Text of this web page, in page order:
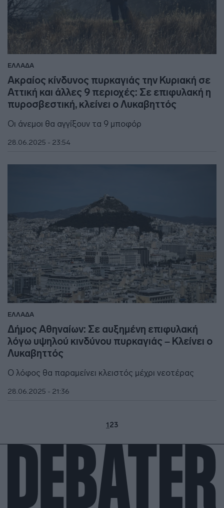
ΕΛΛΑΔΑ
Ακραίος κίνδυνος πυρκαγιάς την Κυριακή σε
Αττική και άλλες 9 περιοχές: Σε επιφυλακή η
πυροσβεστική, κλείνει ο Λυκαβηττός
Οι άνεμοι θα αγγίξουν τα 9 μποφόρ
28.06.2025 - 23:54
ΕΛΛΑΔΑ
Δήμος Αθηναίων: Σε αυξημένη επιφυλακή
λόγω υψηλού κινδύνου πυρκαγιάς – Κλείνει ο
Λυκαβηττός
Ο λόφος θα παραμείνει κλειστός μέχρι νεοτέρας
28.06.2025 - 21:36
123